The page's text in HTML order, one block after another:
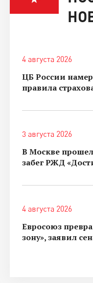
4 августа 2026
ЦБ России
правила
3 августа 2026
В Москве
забег РЖД
4 августа 2026
Евросоюз
зону», заявил